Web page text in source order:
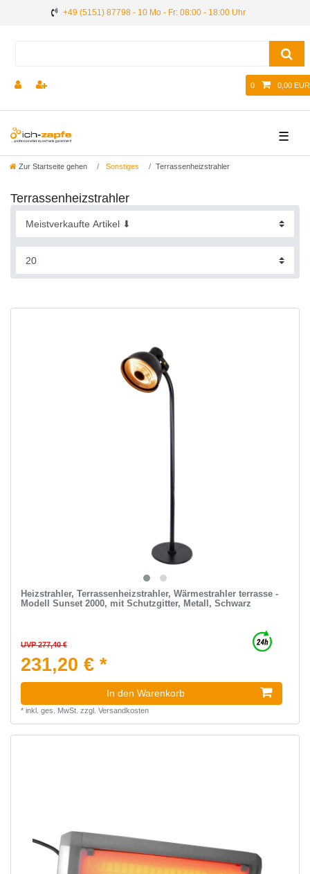
+49 (5151) 87798 - 10 Mo - Fr: 08:00 - 18:00 Uhr
0 0,00 EUR
☰
Zur Startseite gehen Sonstiges Terrassenheizstrahler
Terrassenheizstrahler
Heizstrahler, Terrassenheizstrahler, Wärmestrahler terrasse -
Modell Sunset 2000, mit Schutzgitter, Metall, Schwarz
UVP 277,40 €
231,20 € *
In den Warenkorb
* inkl. ges. MwSt. zzgl. Versandkosten